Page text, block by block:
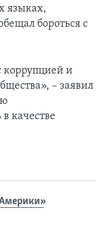
языках,
бороться с
коррупцией и
– заявил
качестве